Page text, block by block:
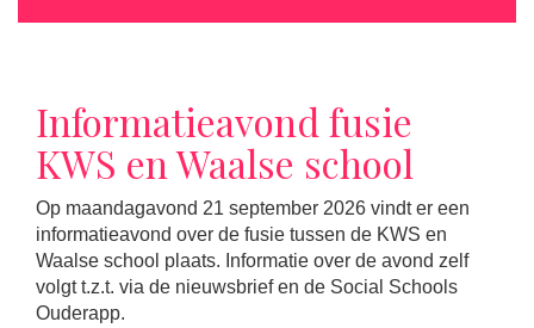
Informatieavond fusie
KWS en Waalse school
Op maandagavond 21 september 2026 vindt er een
informatieavond over de fusie tussen de KWS en
Waalse school plaats. Informatie over de avond zelf
volgt t.z.t. via de nieuwsbrief en de Social Schools
Ouderapp.